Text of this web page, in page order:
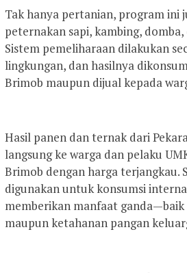
Tak hanya pertanian, program ini
peternakan sapi, kambing,
Sistem pemeliharaan dilakukan
lingkungan, dan hasilnya
Brimob maupun dijual kepada
Hasil panen dan ternak dari
langsung ke warga dan pelaku
Brimob dengan harga terjangkau.
digunakan untuk konsumsi
memberikan manfaat ganda—baik
maupun ketahanan pangan